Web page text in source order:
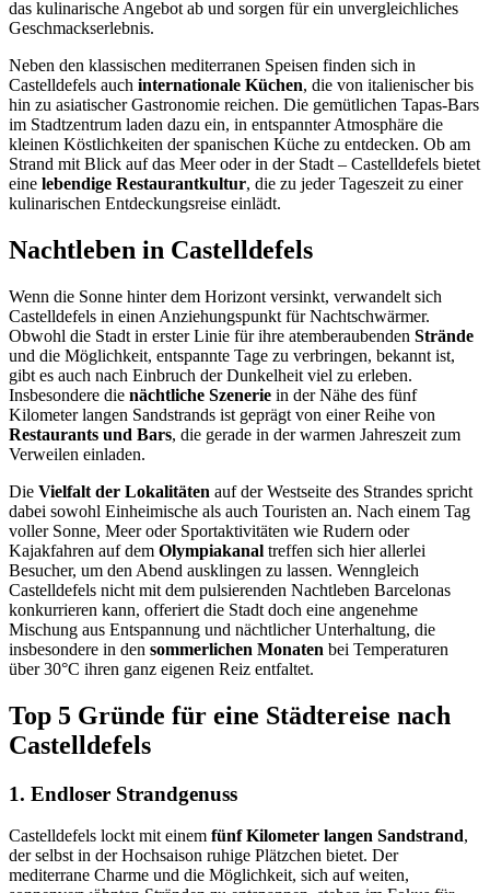
das kulinarische Angebot ab und sorgen für ein unvergleichliches
Geschmackserlebnis.
Neben den klassischen mediterranen Speisen finden sich in
Castelldefels auch internationale Küchen, die von italienischer bis
hin zu asiatischer Gastronomie reichen. Die gemütlichen Tapas-Bars
im Stadtzentrum laden dazu ein, in entspannter Atmosphäre die
kleinen Köstlichkeiten der spanischen Küche zu entdecken. Ob am
Strand mit Blick auf das Meer oder in der Stadt – Castelldefels bietet
eine lebendige Restaurantkultur, die zu jeder Tageszeit zu einer
kulinarischen Entdeckungsreise einlädt.
Nachtleben in Castelldefels
Wenn die Sonne hinter dem Horizont versinkt, verwandelt sich
Castelldefels in einen Anziehungspunkt für Nachtschwärmer.
Obwohl die Stadt in erster Linie für ihre atemberaubenden Strände
und die Möglichkeit, entspannte Tage zu verbringen, bekannt ist,
gibt es auch nach Einbruch der Dunkelheit viel zu erleben.
Insbesondere die nächtliche Szenerie in der Nähe des fünf
Kilometer langen Sandstrands ist geprägt von einer Reihe von
Restaurants und Bars, die gerade in der warmen Jahreszeit zum
Verweilen einladen.
Die Vielfalt der Lokalitäten auf der Westseite des Strandes spricht
dabei sowohl Einheimische als auch Touristen an. Nach einem Tag
voller Sonne, Meer oder Sportaktivitäten wie Rudern oder
Kajakfahren auf dem Olympiakanal treffen sich hier allerlei
Besucher, um den Abend ausklingen zu lassen. Wenngleich
Castelldefels nicht mit dem pulsierenden Nachtleben Barcelonas
konkurrieren kann, offeriert die Stadt doch eine angenehme
Mischung aus Entspannung und nächtlicher Unterhaltung, die
insbesondere in den sommerlichen Monaten bei Temperaturen
über 30°C ihren ganz eigenen Reiz entfaltet.
Top 5 Gründe für eine Städtereise nach
Castelldefels
1. Endloser Strandgenuss
Castelldefels lockt mit einem fünf Kilometer langen Sandstrand,
der selbst in der Hochsaison ruhige Plätzchen bietet. Der
mediterrane Charme und die Möglichkeit, sich auf weiten,